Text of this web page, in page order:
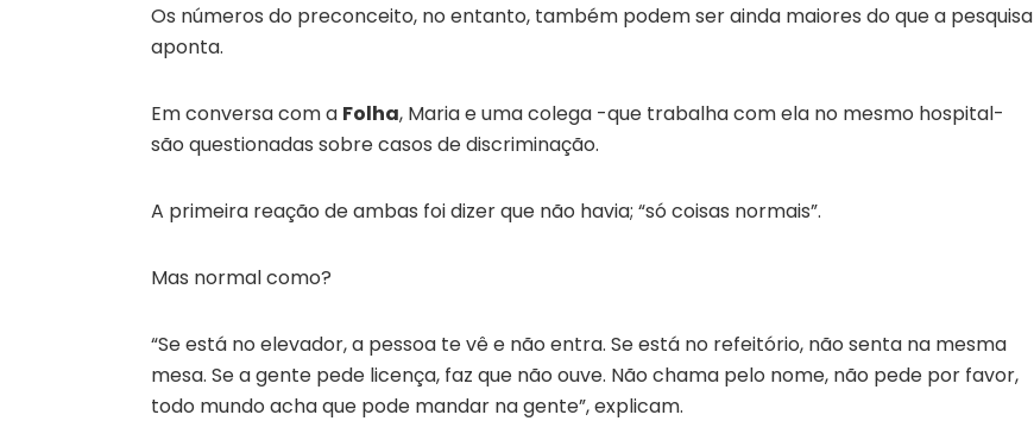
Os números do preconceito, no entanto, também podem ser ainda maiores do que a pesquisa
aponta.
Em conversa com a Folha, Maria e uma colega -que trabalha com ela no mesmo hospital-
são questionadas sobre casos de discriminação.
A primeira reação de ambas foi dizer que não havia; “só coisas normais”.
Mas normal como?
“Se está no elevador, a pessoa te vê e não entra. Se está no refeitório, não senta na mesma
mesa. Se a gente pede licença, faz que não ouve. Não chama pelo nome, não pede por favor,
todo mundo acha que pode mandar na gente”, explicam.